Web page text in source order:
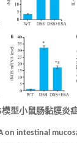
模型小鼠肠黏膜炎
on intestinal